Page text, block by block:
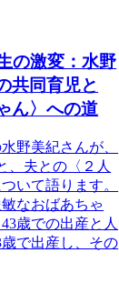
の激変：水野
共同育児と
ん〉への道
野美紀さんが、
、夫との〈２人
いて語ります。
なおばあちゃ
歳での出産と人
で出産し、その